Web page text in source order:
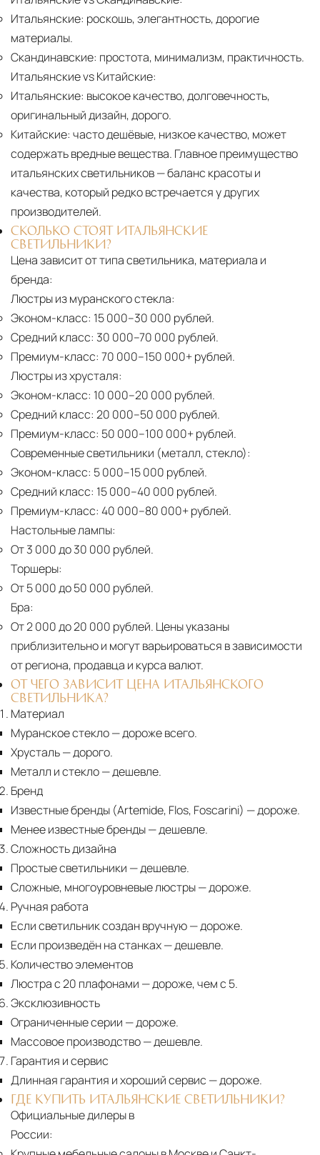
Итальянские: роскошь, элегантность, дорогие
материалы.
Скандинавские: простота, минимализм, практичность.
Итальянские vs Китайские:
Итальянские: высокое качество, долговечность,
оригинальный дизайн, дорого.
Китайские: часто дешёвые, низкое качество, может
содержать вредные вещества. Главное преимущество
итальянских светильников — баланс красоты и
качества, который редко встречается у других
производителей.
СКОЛЬКО СТОЯТ ИТАЛЬЯНСКИЕ
СВЕТИЛЬНИКИ?
Цена зависит от типа светильника, материала и
бренда:
Люстры из муранского стекла:
Эконом-класс: 15 000–30 000 рублей.
Средний класс: 30 000–70 000 рублей.
Премиум-класс: 70 000–150 000+ рублей.
Люстры из хрусталя:
Эконом-класс: 10 000–20 000 рублей.
Средний класс: 20 000–50 000 рублей.
Премиум-класс: 50 000–100 000+ рублей.
Современные светильники (металл, стекло):
Эконом-класс: 5 000–15 000 рублей.
Средний класс: 15 000–40 000 рублей.
Премиум-класс: 40 000–80 000+ рублей.
Настольные лампы:
От 3 000 до 30 000 рублей.
Торшеры:
От 5 000 до 50 000 рублей.
Бра:
От 2 000 до 20 000 рублей. Цены указаны
приблизительно и могут варьироваться в зависимости
от региона, продавца и курса валют.
ОТ ЧЕГО ЗАВИСИТ ЦЕНА ИТАЛЬЯНСКОГО
СВЕТИЛЬНИКА?
Материал
Муранское стекло— дороже всего.
Хрусталь— дорого.
Металл и стекло— дешевле.
Бренд
Известные бренды (Artemide, Flos, Foscarini) — дороже.
Менее известные бренды— дешевле.
Сложность дизайна
Простые светильники — дешевле.
Сложные, многоуровневые люстры— дороже.
Ручная работа
Если светильник создан вручную— дороже.
Если произведён на станках— дешевле.
Количество элементов
Люстра с 20 плафонами — дороже, чем с 5.
Эксклюзивность
Ограниченные серии — дороже.
Массовое производство— дешевле.
Гарантия и сервис
Длинная гарантия и хороший сервис — дороже.
ГДЕ КУПИТЬ ИТАЛЬЯНСКИЕ СВЕТИЛЬНИКИ?
Официальные дилеры в
России: